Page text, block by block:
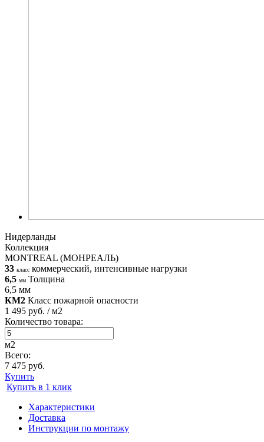
Нидерланды
Коллекция
MONTREAL (МОНРЕАЛЬ)
33 класс коммерческий, интенсивные нагрузки
6,5 мм Толщина
6,5 мм
КМ2 Класс пожарной опасности
1 495 руб. / м2
Количество товара:
м2
Всего:
7 475 руб.
Купить
Купить в 1 клик
Характеристики
Доставка
Инструкции по монтажу